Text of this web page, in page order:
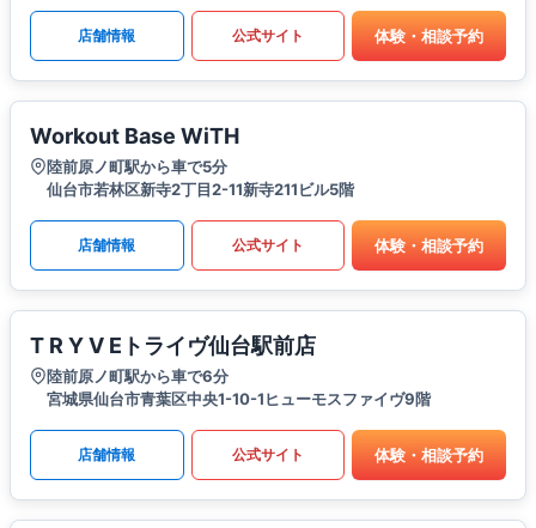
店舗情報 公式サイト 体験・相談予約
Workout Base WiTH
陸前原ノ町駅から車で5分
仙台市若林区新寺2丁目2-11新寺211ビル5階
店舗情報 公式サイト 体験・相談予約
T R Y V Eトライヴ仙台駅前店
陸前原ノ町駅から車で6分
宮城県仙台市青葉区中央1-10-1ヒューモスファイヴ9階
店舗情報 公式サイト 体験・相談予約